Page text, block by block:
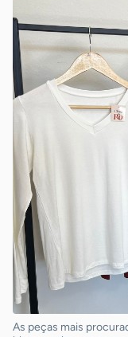
As peças mais